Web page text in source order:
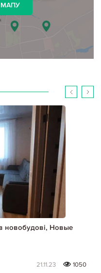
МАПУ
новобудові, Новые
21.11.23
1050